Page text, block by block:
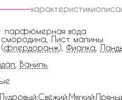
характеристики
· парфюмерная вода
смородина, Лист малины
флердоранж), Фиалка
Ваниль